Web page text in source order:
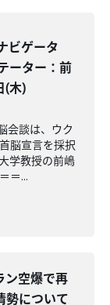
ビゲータ
ーター：前
(木)
会談は、ウク
脳宣言を採択
学教授の前嶋
＝...
ン空爆で再
勢について